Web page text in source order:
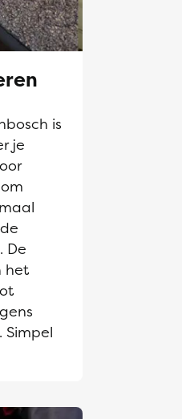
is
je
De
het